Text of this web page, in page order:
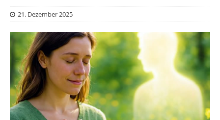
21. Dezember 2025